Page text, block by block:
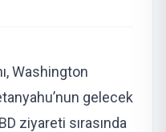
Washington
gelecek
ziyareti sırasında